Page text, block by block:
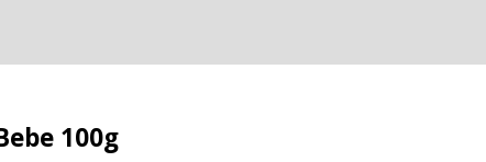
100g